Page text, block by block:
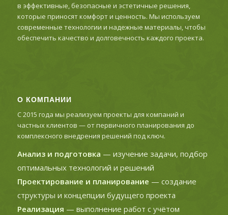
в эффективные, безопасные и эстетичные решения,
которые приносят комфорт и ценность. Мы используем
современные технологии и надежные материалы, чтобы
обеспечить качество и долговечность каждого проекта.
О КОМПАНИИ
С 2015 года мы реализуем проекты для компаний и
частных клиентов — от первичного планирования до
комплексного внедрения решений под ключ.
Анализ и подготовка — изучение задачи, подбор
оптимальных технологий и решений
Проектирование и планирование — создание
структуры и концепции будущего проекта
Реализация — выполнение работ с учётом